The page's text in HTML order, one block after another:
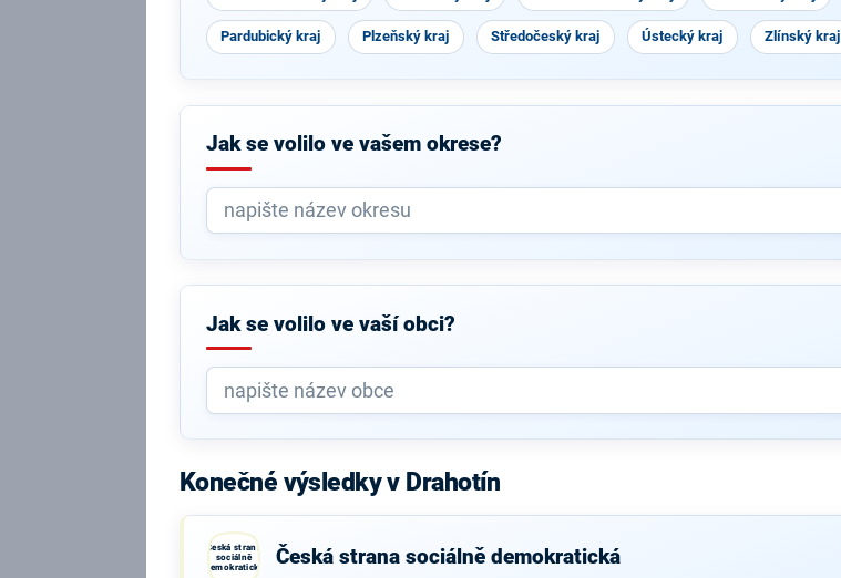
Pardubický kraj Plzeňský kraj Středočeský kraj Ústecký kraj Zlínský kraj
Jak se volilo ve vašem okrese?
Jak se volilo ve vaší obci?
Konečné výsledky v Drahotín
Česká strana
sociálně
demokratická
Česká strana sociálně demokratická